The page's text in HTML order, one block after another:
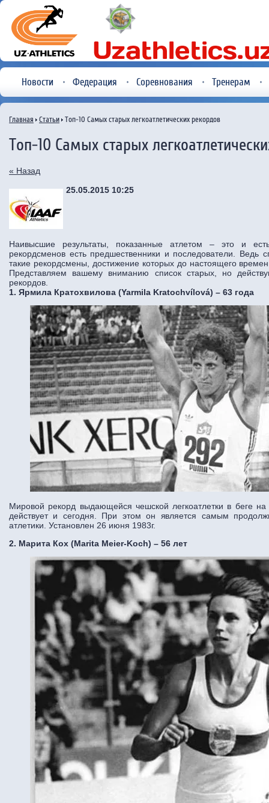
Новости Федерация Соревнования Тренерам
Главная Статьи Топ-10 Самых старых легкоатлетических рекордов
Топ-10 Самых старых
« Назад
25.05.2015 10:25
Наивысшие результаты, показанные атлетом – это и
рекордсменов есть предшественники и последователи. Ведь
такие рекордсмены, достижение которых до настоящего
Представляем вашему вниманию список старых, но
рекордов.
1. Ярмила Кратохвилова (Yarmila Kratochvílová) – 63 года
Мировой рекорд выдающейся чешской легкоатлетки в беге
действует и сегодня. При этом он является самым
атлетики. Установлен 26 июня 1983г.
2. Марита Кох (Marita Meier-Koch) – 56 лет